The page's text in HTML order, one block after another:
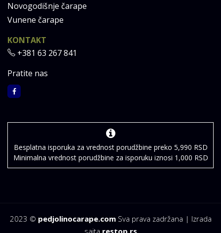
Novogodišnje čarape
Vunene čarape
KONTAKT
+381 63 267 841
Pratite nas
Besplatna isporuka za vrednost porudžbine preko 5,990 RSD
Minimalna vrednost porudžbine za isporuku iznosi 1,000 RSD
2023 © pedjolinocarape.comSva prava zadržana | Izrada